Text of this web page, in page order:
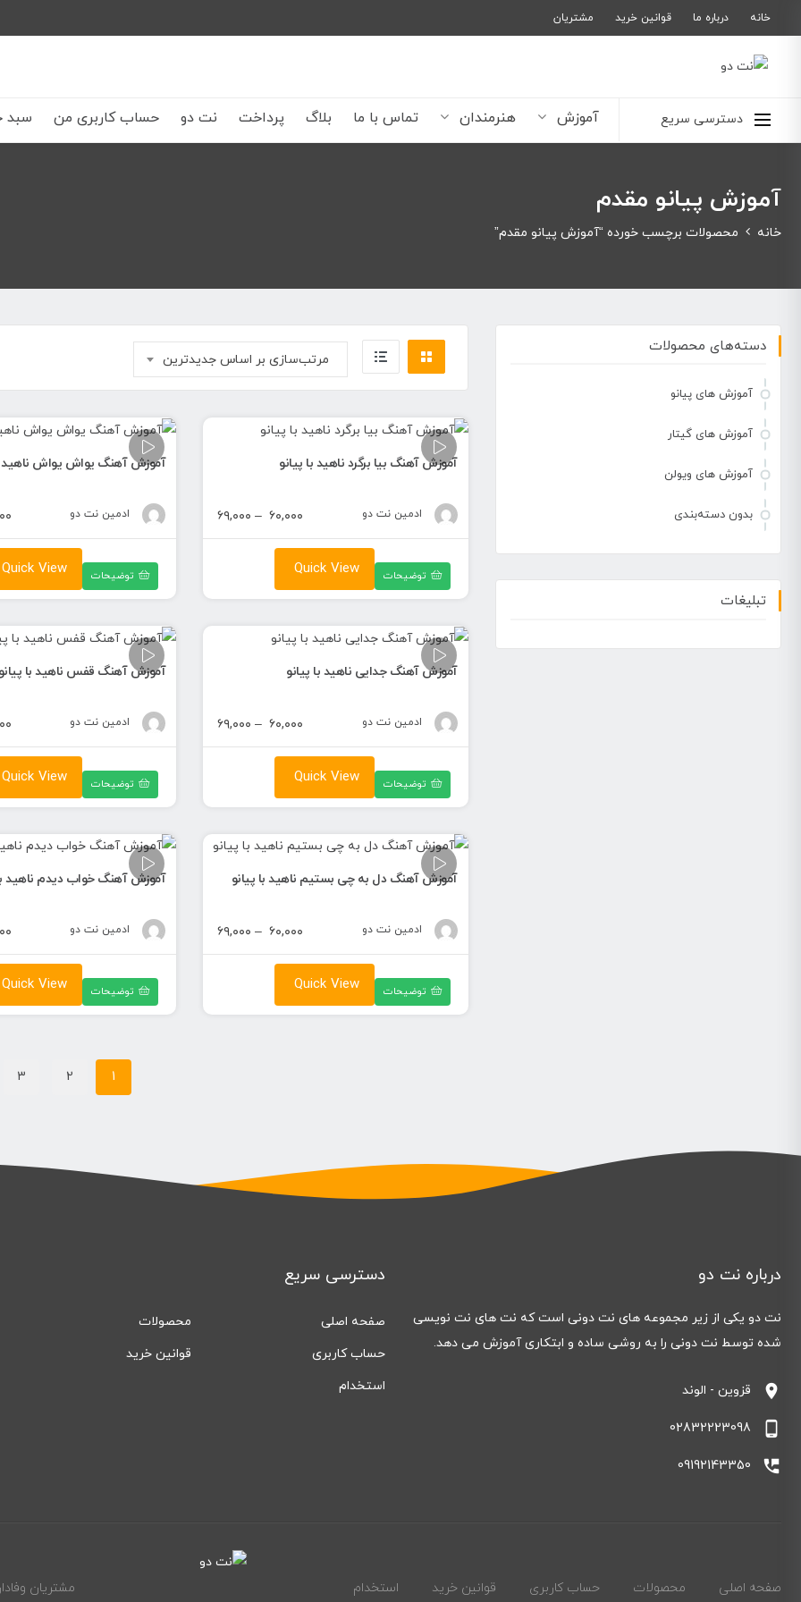
خانه درباره ما قوانین خرید مشتریان
دسترسی سریع آموزش هنرمندان تماس با ما بلاگ پرداخت نت دو حساب کاربری من سبد
آموزش پیانو مقدم
خانه محصولات برچسب خورده “آموزش پیانو مقدم”
مرتب‌سازی بر اساس جدیدترین
آموزش آهنگ بیا برگرد ناهید با پیانو
ادمین نت دو ۶۰,۰۰۰ – ۶۹,۰۰۰
قیمت:
۶۹,۰۰۰ تومان
توضیحات Quick View
آموزش آهنگ یواش یواش ناهید
ادمین نت دو
توضیحات Quick View
آموزش آهنگ جدایی ناهید با پیانو
ادمین نت دو ۶۰,۰۰۰ – ۶۹,۰۰۰
قیمت:
۶۹,۰۰۰ تومان
توضیحات Quick View
آموزش آهنگ قفس ناهید با پیانو
ادمین نت دو
توضیحات Quick View
آموزش آهنگ دل به چی بستیم ناهید با پیانو
ادمین نت دو ۶۰,۰۰۰ – ۶۹,۰۰۰
قیمت:
۶۰,۰۰۰ تومان
۶۹,۰۰۰ تومان
توضیحات Quick View
آموزش آهنگ خواب دیدم ناهید
ادمین نت دو
توضیحات Quick View
1
2
3
دسته‌های محصولات
آموزش های پیانو
آموزش های گیتار
آموزش های ویولن
بدون دسته‌بندی
تبلیغات
درباره نت دو
نت دو یکی از زیر مجموعه های نت دونی است که نت های نت نویسی
شده توسط نت دونی را به روشی ساده و ابتکاری آموزش می دهد.
location_on قزوین - الوند
phone_android
02832223098
perm_phone_msg
09192143350
دسترسی سریع
صفحه اصلی
محصولات
حساب کاربری
قوانین خرید
استخدام
صفحه اصلی محصولات حساب کاربری قوانین خرید استخدام مشتریان وفادار